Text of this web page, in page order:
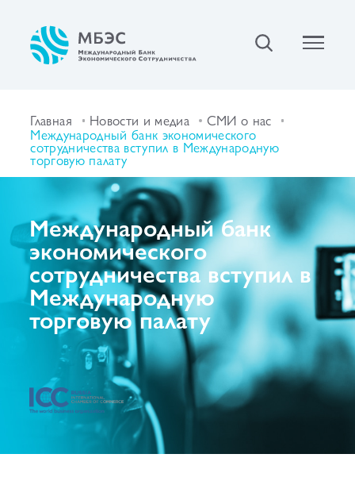
Главная Новости и медиа СМИ о нас
Международный банк экономического
сотрудничества вступил в Международную
торговую палату
Международный банк
экономического
сотрудничества вступил в
Международную
торговую палату